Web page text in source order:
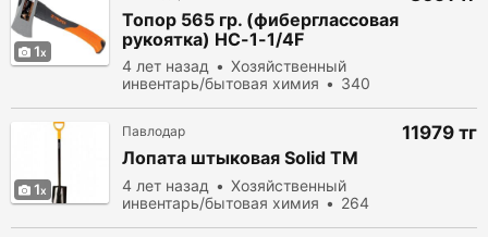
1
Топор 565 гр. (фиберглассовая
рукоятка) HC-1-1/4F
4 лет назад
Хозяйственный
инвентарь/бытовая химия
340
1
Павлодар
Лопата штыковая Solid TM
4 лет назад
Хозяйственный
инвентарь/бытовая химия
264
11979 тг